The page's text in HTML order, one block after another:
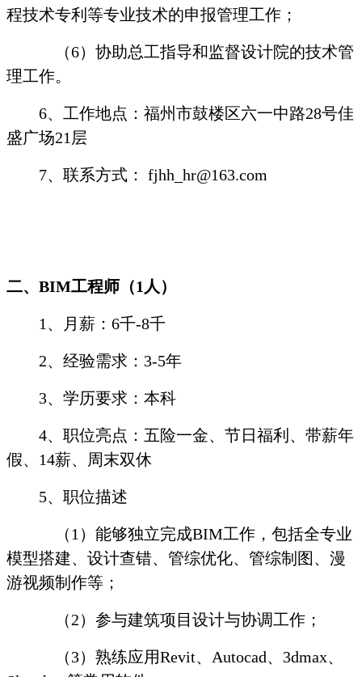
程技术专利等专业技术的申报管理工作；
（6）协助总工指导和监督设计院的技术管
理工作。
6、工作地点：福州市鼓楼区六一中路28号佳
盛广场21 层
7、联系方式： fjhh_hr@163.com
二、 BIM工程师（1 人）
1 、月薪： 6千-8千
2、经验需求： 3-5年
3、学历要求：本科
4、职位亮点：五险一金、节日福利、带薪年
假、 14薪、周末双休
5、职位描述
（1 ）能够独立完成BIM工作，包括全专业
模型搭建、设计查错、管综优化、管综制图、漫
游视频制作等；
（2）参与建筑项目设计与协调工作；
（3）熟练应用Revit、 Autocad、 3dmax、